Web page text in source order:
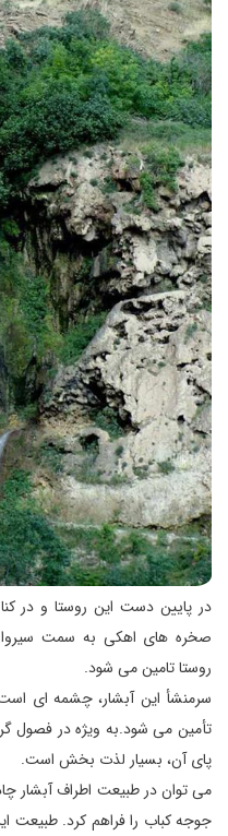
در پایین دست این روستا و در
صخره های اهکی به سمت
روستا تامین می شود.
سرمنشأ این آبشار، چشمه ای
تأمین می شود.به ویژه در فصول
پای آن، بسیار لذت بخش است.
می توان در طبیعت اطراف آبشار
جوجه کباب را فراهم کرد. طبیعت